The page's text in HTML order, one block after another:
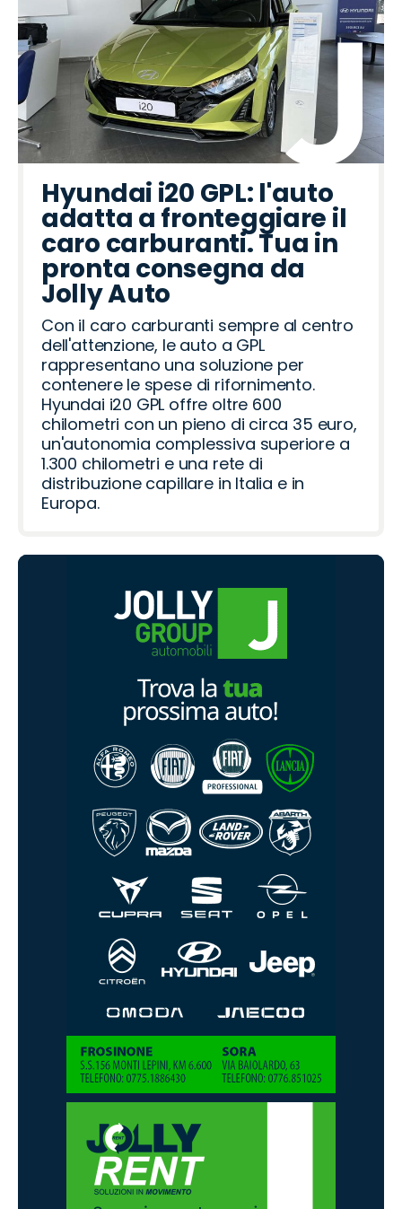
Hyundai i20 GPL: l'auto
adatta a fronteggiare il
caro carburanti. Tua in
pronta consegna da
Jolly Auto
Con il caro carburanti sempre al centro
dell'attenzione, le auto a GPL
rappresentano una soluzione per
contenere le spese di rifornimento.
Hyundai i20 GPL offre oltre 600
chilometri con un pieno di circa 35 euro,
un'autonomia complessiva superiore a
1.300 chilometri e una rete di
distribuzione capillare in Italia e in
Europa.